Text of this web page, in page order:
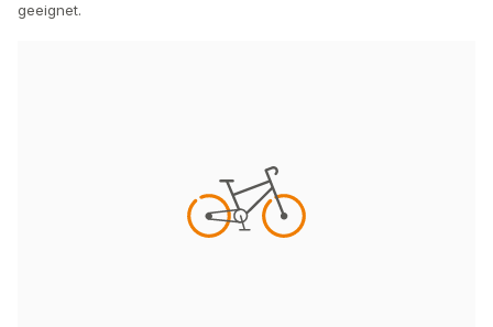
geeignet.